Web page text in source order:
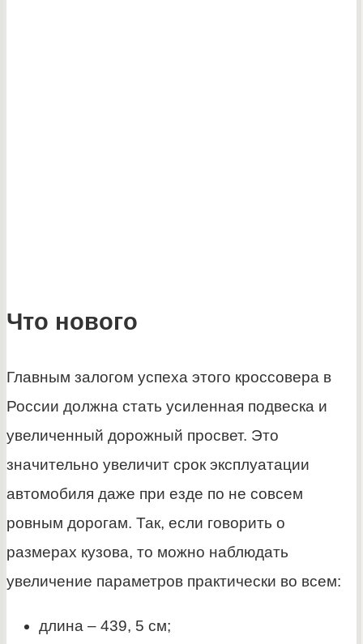
Что нового
Главным залогом успеха этого кроссовера в
России должна стать усиленная подвеска и
увеличенный дорожный просвет. Это
значительно увеличит срок эксплуатации
автомобиля даже при езде по не совсем
ровным дорогам. Так, если говорить о
размерах кузова, то можно наблюдать
увеличение параметров практически во всем:
длина – 439, 5 см;